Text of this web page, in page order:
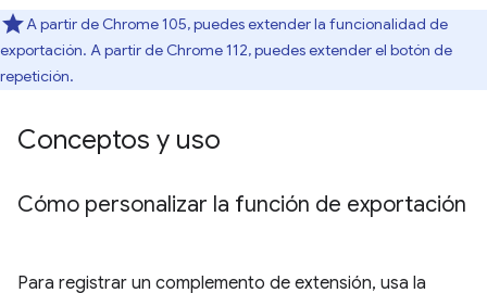
A partir de Chrome 105, puedes extender la funcionalidad de
exportación. A partir de Chrome 112, puedes extender el botón de
repetición.
Conceptos y uso
Cómo personalizar la función de exportación
Para registrar un complemento de extensión, usa la